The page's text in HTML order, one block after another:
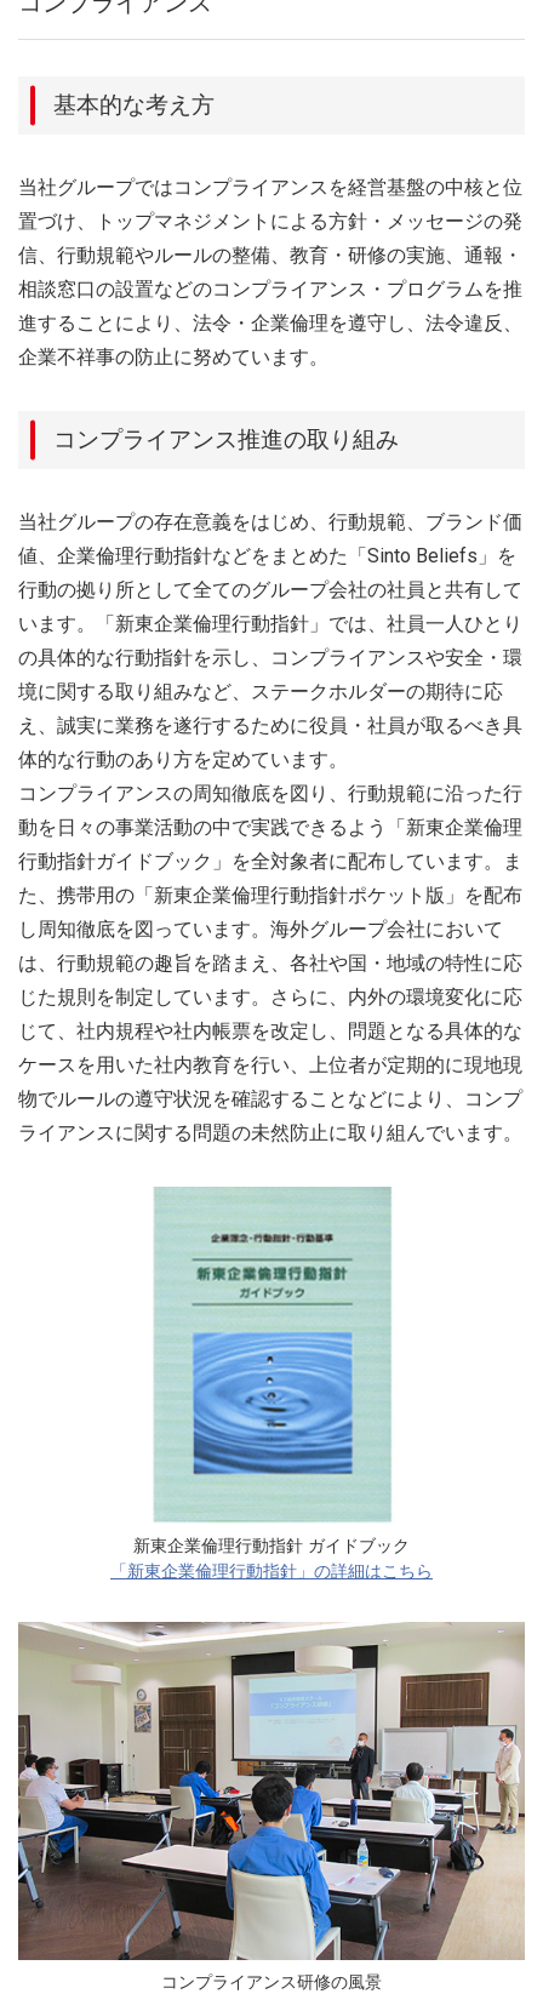
基本的な考え方
当社グループではコンプライアンスを経営基盤の中核と位
置づけ、トップマネジメントによる方針・メッセージの発
信、行動規範やルールの整備、教育・研修の実施、通報・
相談窓口の設置などのコンプライアンス・プログラムを推
進することにより、法令・企業倫理を遵守し、法令違反、
企業不祥事の防止に努めています。
コンプライアンス推進の取り組み
当社グループの存在意義をはじめ、行動規範、ブランド価
値、企業倫理行動指針などをまとめた「Sinto Beliefs」を
行動の拠り所として全てのグループ会社の社員と共有して
います。「新東企業倫理行動指針」では、社員一人ひとり
の具体的な行動指針を示し、コンプライアンスや安全・環
境に関する取り組みなど、ステークホルダーの期待に応
え、誠実に業務を遂行するために役員・社員が取るべき具
体的な行動のあり方を定めています。
コンプライアンスの周知徹底を図り、行動規範に沿った行
動を日々の事業活動の中で実践できるよう「新東企業倫理
行動指針ガイドブック」を全対象者に配布しています。ま
た、携帯用の「新東企業倫理行動指針ポケット版」を配布
し周知徹底を図っています。海外グループ会社において
は、行動規範の趣旨を踏まえ、各社や国・地域の特性に応
じた規則を制定しています。さらに、内外の環境変化に応
じて、社内規程や社内帳票を改定し、問題となる具体的な
ケースを用いた社内教育を行い、上位者が定期的に現地現
物でルールの遵守状況を確認することなどにより、コンプ
ライアンスに関する問題の未然防止に取り組んでいます。
新東企業倫理行動指針 ガイドブック
「新東企業倫理行動指針」の詳細はこちら
コンプライアンス研修の風景